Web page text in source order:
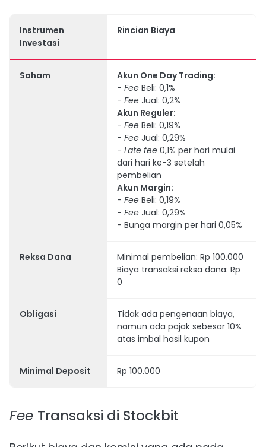
Instrumen
Investasi
Rincian Biaya
Saham
Akun One Day Trading:
- Fee Beli: 0,1%
- Fee Jual: 0,2%
Akun Reguler:
- Fee Beli: 0,19%
- Fee Jual: 0,29%
- Late fee 0,1% per hari mulai
dari hari ke-3 setelah
pembelian
Akun Margin:
- Fee Beli: 0,19%
- Fee Jual: 0,29%
- Bunga margin per hari 0,05%
Reksa Dana
Minimal pembelian: Rp 100.000
Biaya transaksi reksa dana: Rp
0
Obligasi
Tidak ada pengenaan biaya,
namun ada pajak sebesar 10%
atas imbal hasil kupon
Minimal Deposit Rp 100.000
Fee Transaksi di Stockbit